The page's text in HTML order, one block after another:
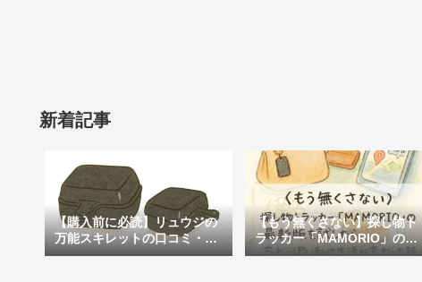
新着記事
【購入前に必読】リュウジの
万能スキレットの口コミ・評
判まとめ｜後悔しないための
【もう無くさない】探し物ト
ラッカー「MAMORIO」の最
新版を試したら、忘れっぽい